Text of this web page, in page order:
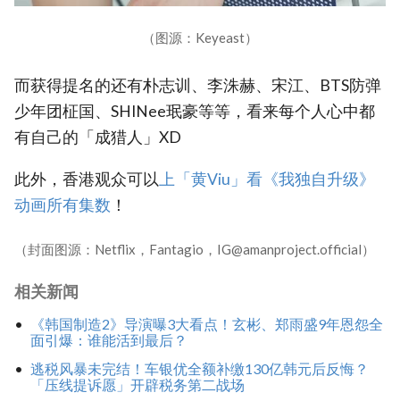
（图源：Keyeast）
而获得提名的还有朴志训、李洙赫、宋江、BTS防弹
少年团柾国、SHINee珉豪等等，看来每个人心中都
有自己的「成猎人」XD
此外，香港观众可以 上「黄Viu」看《我独自升级》
动画所有集数 ！
（封面图源：Netflix，Fantagio，IG@amanproject.official）
相关新闻
《韩国制造2》导演曝3大看点！玄彬、郑雨盛9年恩怨全
面引爆：谁能活到最后？
逃税风暴未完结！车银优全额补缴130亿韩元后反悔？
「压线提诉愿」开辟税务第二战场